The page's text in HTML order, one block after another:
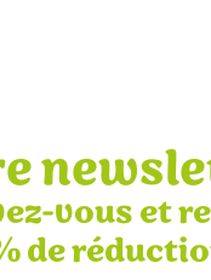
vous et
de